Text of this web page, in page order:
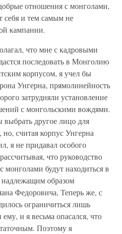
отношения с монголами,
себя и тем самым не
кампании.
что мне с кадровыми
последовать в Монголию
корпусом, я учел бы
Унгерна, прямолинейность
затрудняли установление
с монгольскими вождями.
другое лицо для
считая корпус Унгерна
я не придавал особого
что руководство
будут находиться в
образом
Федоровича, Теперь же, с
ограничиться лишь
и я весьма опасался, что
Поэтому я